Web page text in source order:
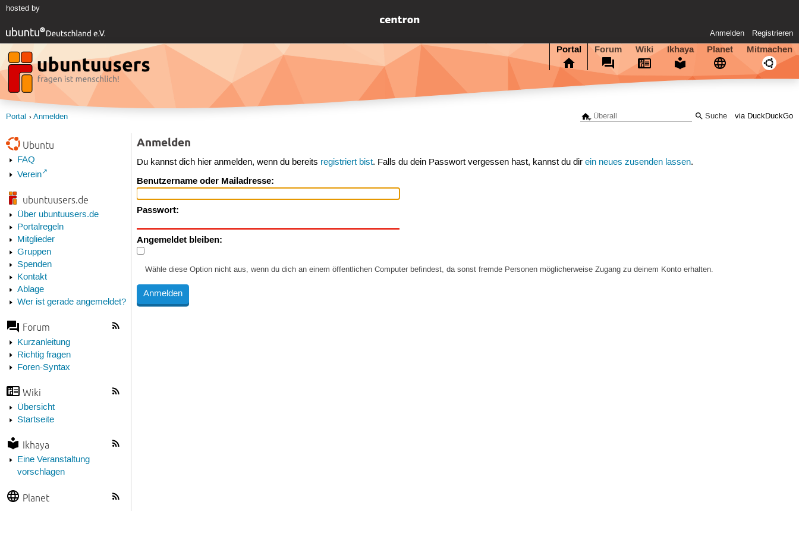
hosted by
Anmelden Registrieren
Portal Forum Wiki Ikhaya Planet Mitmachen
via DuckDuckGo
Portal Anmelden
Ubuntu
FAQ
Verein
ubuntuusers.de
Über ubuntuusers.de
Portalregeln
Mitglieder
Gruppen
Spenden
Kontakt
Ablage
Wer ist gerade angemeldet?
Forum
Kurzanleitung
Richtig fragen
Foren-Syntax
Wiki
Übersicht
Startseite
Ikhaya
Eine Veranstaltung
vorschlagen
Planet
Anmelden
Du kannst dich hier anmelden, wenn du bereits registriert bist. Falls du dein Passwort vergessen hast, kannst du direin neues zusenden lassen.
Benutzername oder Mailadresse:
Passwort:
Angemeldet bleiben:
Wähle diese Option nicht aus, wenn du dich an einem öffentlichen Computer befindest, da sonst fremde Personen möglicherweise Zugang zu deinem Konto erhalten.